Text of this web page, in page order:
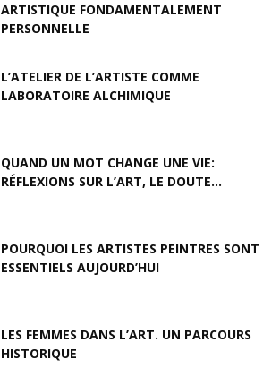
ARTISTIQUE FONDAMENTALEMENT
PERSONNELLE
L’ATELIER DE L’ARTISTE COMME
LABORATOIRE ALCHIMIQUE
QUAND UN MOT CHANGE UNE VIE:
RÉFLEXIONS SUR L’ART, LE DOUTE...
POURQUOI LES ARTISTES PEINTRES SONT
ESSENTIELS AUJOURD’HUI
LES FEMMES DANS L’ART. UN PARCOURS
HISTORIQUE